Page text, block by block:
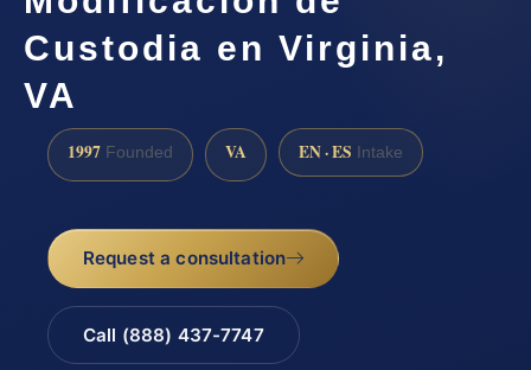
Custodia en Virginia,
VA
1997 Founded VA EN · ES Intake
Request a consultation
Call (888) 437-7747